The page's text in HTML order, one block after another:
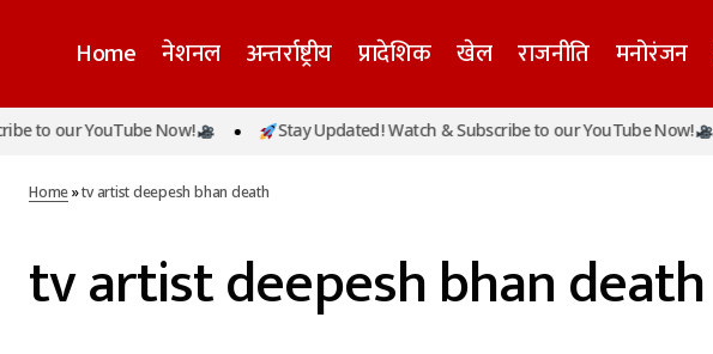
Home नेशनल अन्तर्राष्ट्रीय प्रादेशिक खेल राजनीति मनोरंजन
to our YouTube Now! Stay Updated! Watch & Subscribe to our YouTube Now!
Home»tv artist deepesh bhan death
tv artist deepesh bhan death